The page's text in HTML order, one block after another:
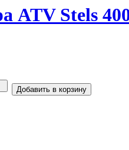
ATV Stels